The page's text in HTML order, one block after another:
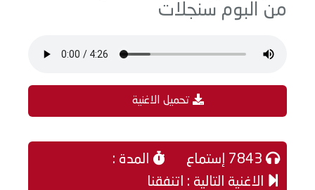
من البوم سنجلات
تحميل الاغنية
المدة :
الاغنية التالية : اتنفقنا